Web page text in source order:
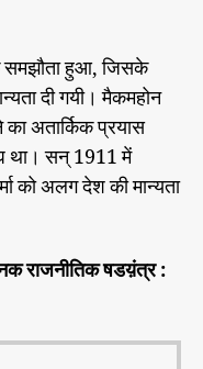
समझौता हुआ, जिसके
दी गयी। मैकमहोन
अतार्किक प्रयास
था। सन् 1911 में
को अलग देश की मान्यता
राजनीतिक षडय़ंत्र :